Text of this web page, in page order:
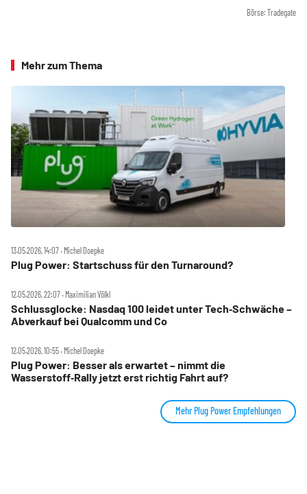
Börse: Tradegate
Mehr zum Thema
13.05.2026, 14:07 ‧ Michel Doepke
Plug Power: Startschuss für den Turnaround?
12.05.2026, 22:07 ‧ Maximilian Völkl
Schlussglocke: Nasdaq 100 leidet unter Tech‑Schwäche –
Abverkauf bei Qualcomm und Co
12.05.2026, 10:55 ‧ Michel Doepke
Plug Power: Besser als erwartet – nimmt die
Wasserstoff‑Rally jetzt erst richtig Fahrt auf?
Mehr Plug Power Empfehlungen